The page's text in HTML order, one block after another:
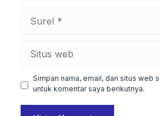
Simpan nama, email, dan situs web
untuk komentar saya berikutnya.